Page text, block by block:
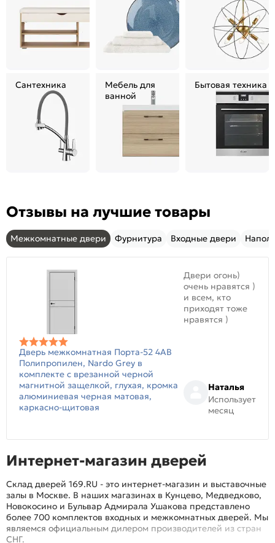
Сантехника
Мебель для
ванной
Бытовая техника
Отзывы на лучшие товары
Межкомнатные двери Фурнитура Входные двери
Дверь межкомнатная Порта-52 4AB
Полипропилен, Nardo Grey в
комплекте с врезанной черной
магнитной защелкой, глухая, кромка
алюминиевая черная матовая,
каркасно-щитовая
Двери огонь)
очень нравятся )
и всем, кто
приходят тоже
нравятся )
Наталья
Использует
месяц
Интернет-магазин дверей
Склад дверей 169.RU - это интернет-магазин и выставочные
залы в Москве. В наших магазинах в Кунцево, Медведково,
Новокосино и Бульвар Адмирала Ушакова представлено
более 700 комплектов входных и межкомнатных дверей. Мы
являемся официальным дилером производителей из стран
СНГ.